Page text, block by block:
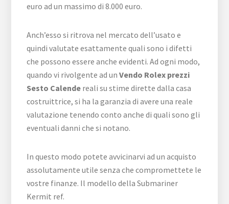
euro ad un massimo di 8.000 euro.
Anch’esso si ritrova nel mercato dell’usato e
quindi valutate esattamente quali sono i difetti
che possono essere anche evidenti. Ad ogni modo,
quando vi rivolgente ad unVendo Rolex prezzi
Sesto Calende reali su stime dirette dalla casa
costruittrice, si ha la garanzia di avere una reale
valutazione tenendo conto anche di quali sono gli
eventuali danni che si notano.
In questo modo potete avvicinarvi ad un acquisto
assolutamente utile senza che compromettete le
vostre finanze. Il modello della Submariner
Kermit ref.